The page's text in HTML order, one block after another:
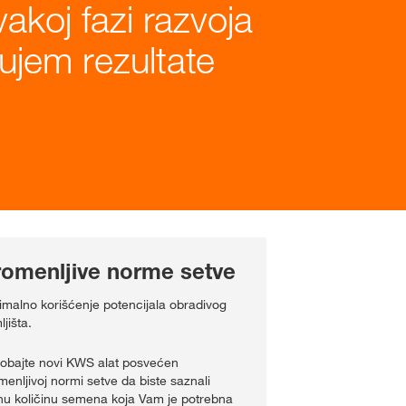
fazi razvoja
rezultate
norme setve
korišćenje potencijala obradivog
novi KWS alat posvećen
normi setve da biste saznali
količinu semena koja Vam je potrebna